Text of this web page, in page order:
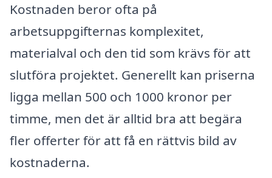
Kostnaden beror ofta på
arbetsuppgifternas komplexitet,
materialval och den tid som krävs för att
slutföra projektet. Generellt kan priserna
ligga mellan 500 och 1000 kronor per
timme, men det är alltid bra att begära
fler offerter för att få en rättvis bild av
kostnaderna.